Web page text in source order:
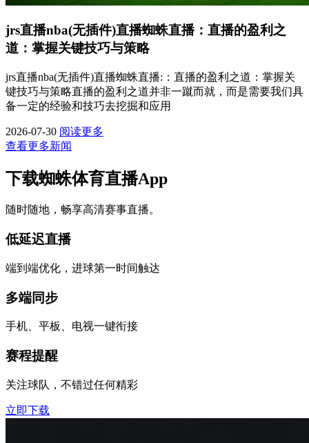
jrs直播nba(无插件)直播蜘蛛直播：直播的盈利之
道：掌握关键技巧与策略
jrs直播nba(无插件)直播蜘蛛直播:：直播的盈利之道：掌握关
键技巧与策略直播的盈利之道并非一蹴而就，而是需要我们具
备一定的经验和技巧去挖掘和应用
2026-07-30 阅读更多
查看更多新闻
下载蜘蛛体育直播App
随时随地，畅享高清赛事直播。
低延迟直播
端到端优化，进球第一时间触达
多端同步
手机、平板、电视一键衔接
赛程提醒
关注球队，不错过任何精彩
立即下载